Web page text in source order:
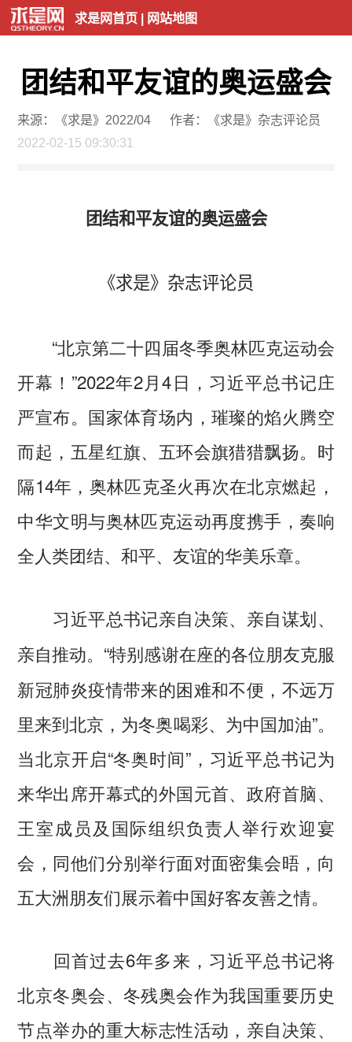
求是网首页| 网站地图
团结和平友谊的奥运盛会
来源：《求是》2022/04
作者：《求是》杂志评论员
2022-02-15 09:30:31
团结和平友谊的奥运盛会
《求是》杂志评论员
“北京第二十四届冬季奥林匹克运动会
开幕！”2022年2月4日，习近平总书记庄
严宣布。国家体育场内，璀璨的焰火腾空
而起，五星红旗、五环会旗猎猎飘扬。时
隔14年，奥林匹克圣火再次在北京燃起，
中华文明与奥林匹克运动再度携手，奏响
全人类团结、和平、友谊的华美乐章。
习近平总书记亲自决策、亲自谋划、
亲自推动。 “特别感谢在座的各位朋友克服
新冠肺炎疫情带来的困难和不便，不远万
里来到北京，为冬奥喝彩、为中国加油”。
当北京开启“冬奥时间”，习近平总书记为
来华出席开幕式的外国元首、政府首脑、
王室成员及国际组织负责人举行欢迎宴
会，同他们分别举行面对面密集会晤，向
五大洲朋友们展示着中国好客友善之情。
回首过去6年多来，习近平总书记将
北京冬奥会、冬残奥会作为我国重要历史
节点举办的重大标志性活动，亲自决策、